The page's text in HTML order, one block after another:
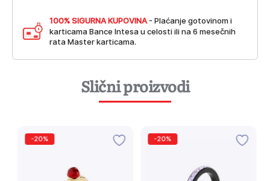
100% SIGURNA KUPOVINA - Plaćanje gotovinom i
karticama Bance Intesa u celosti ili na 6 mesečnih
rata Master karticama.
Slični proizvodi
-20% -20%